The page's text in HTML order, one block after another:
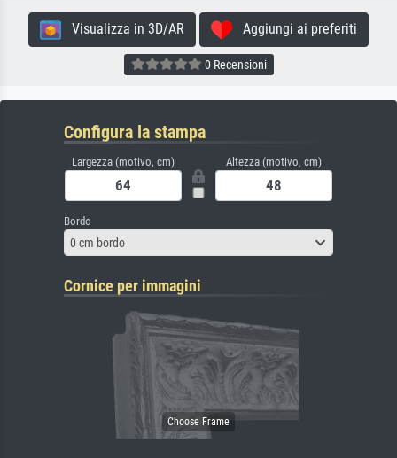
Visualizza in 3D/AR Aggiungi ai preferiti
0 Recensioni
Configura la stampa
Largezza (motivo, cm) Altezza (motivo, cm)
Bordo
0 cm bordo
Cornice per immagini